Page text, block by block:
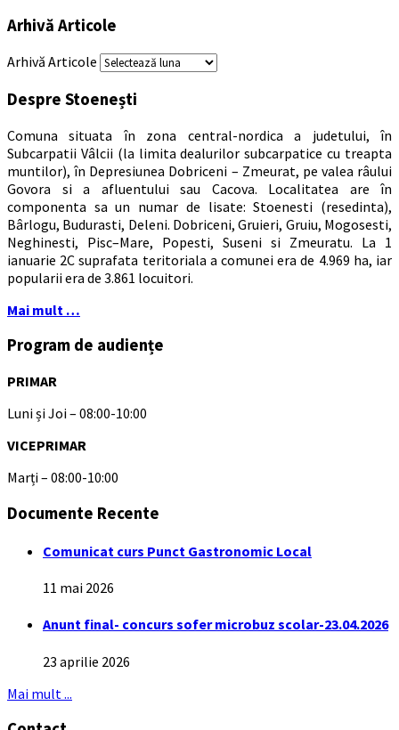
Arhivă Articole
Arhivă Articole
Despre Stoenești
Comuna situata în zona central-nordica a judetului, în
Subcarpatii Vâlcii (la limita dealurilor subcarpatice cu treapta
muntilor), în Depresiunea Dobriceni – Zmeurat, pe valea râului
Govora si a afluentului sau Cacova. Localitatea are în
componenta sa un numar de lisate: Stoenesti (resedinta),
Bârlogu, Budurasti, Deleni. Dobriceni, Gruieri, Gruiu, Mogosesti,
Neghinesti, Pisc–Mare, Popesti, Suseni si Zmeuratu. La 1
ianuarie 2C suprafata teritoriala a comunei era de 4.969 ha, iar
popularii era de 3.861 locuitori.
Mai mult …
Program de audiențe
PRIMAR
Luni și Joi – 08:00-10:00
VICEPRIMAR
Marți – 08:00-10:00
Documente Recente
Comunicat curs Punct Gastronomic Local
11 mai 2026
Anunt final- concurs sofer microbuz scolar-23.04.2026
23 aprilie 2026
Mai mult ...